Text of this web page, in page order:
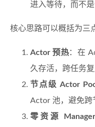
进入等待，而不
核心思路可以概括为三
Actor 预热：在
久存活，跨任务复
节点级 Actor
Actor 池，避免跨
零资源 Manager